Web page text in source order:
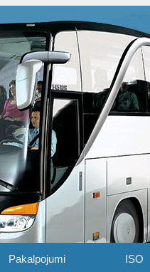
Pakalpojumi ISO